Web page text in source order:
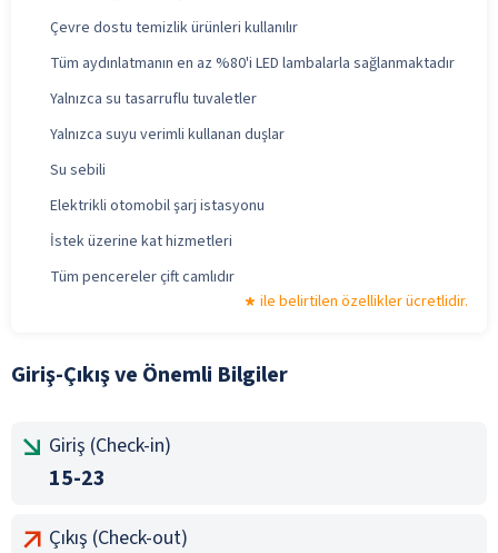
Çevre dostu temizlik ürünleri kullanılır
Tüm aydınlatmanın en az %80'i LED lambalarla sağlanmaktadır
Yalnızca su tasarruflu tuvaletler
Yalnızca suyu verimli kullanan duşlar
Su sebili
Elektrikli otomobil şarj istasyonu
İstek üzerine kat hizmetleri
Tüm pencereler çift camlıdır
ile belirtilen özellikler ücretlidir.
Giriş-Çıkış ve Önemli Bilgiler
Giriş (Check-in)
15-23
Çıkış (Check-out)